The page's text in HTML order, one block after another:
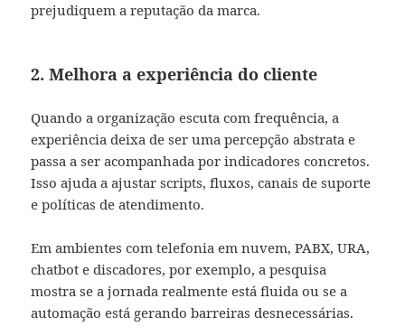
prejudiquem a reputação da marca.
2. Melhora a experiência do cliente
Quando a organização escuta com frequência, a
experiência deixa de ser uma percepção abstrata e
passa a ser acompanhada por indicadores concretos.
Isso ajuda a ajustar scripts, fluxos, canais de suporte
e políticas de atendimento.
Em ambientes com telefonia em nuvem, PABX, URA,
chatbot e discadores, por exemplo, a pesquisa
mostra se a jornada realmente está fluida ou se a
automação está gerando barreiras desnecessárias.